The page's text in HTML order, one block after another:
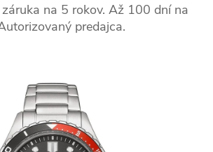
na 5 rokov. Až 100 dní na
predajca.